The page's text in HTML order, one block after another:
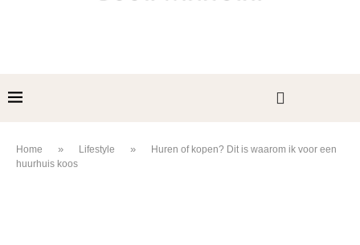
Home » Lifestyle »
Huren of kopen? Dit is waarom ik voor een
huurhuis koos